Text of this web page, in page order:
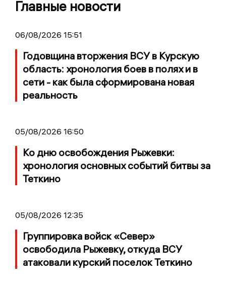
Главные новости
06/08/2026 15:51
Годовщина вторжения ВСУ в Курскую
область: хронология боев в полях и в
сети - как была сформирована новая
реальность
05/08/2026 16:50
Ко дню освобождения Рыжевки:
хронология основных событий битвы за
Теткино
05/08/2026 12:35
Группировка войск «Север»
освободила Рыжевку, откуда ВСУ
атаковали курский поселок Теткино